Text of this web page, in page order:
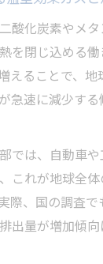
酸化炭素やメ
を閉じ込める
えることで、
急速に減少す
では、自動車
これが地球全
際、国の調査
出量が増加傾